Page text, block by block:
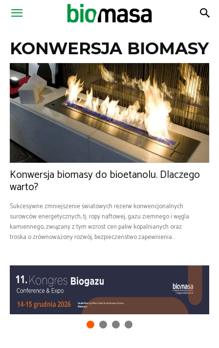
Magazyn
KONWERSJA BIOMASY
Konwersja biomasy do bioetanolu. Dlaczego
warto?
Sukcesywne zmniejszenie światowych rezerw konwencjonalnych
surowców energetycznych, tj. ropy naftowej, gazu ziemnego i węgla
kamiennego, związany z tym wzrost cen paliw kopalnianych oraz
troska o zrównoważony rozwój, bezpieczeństwo zapewnienia...